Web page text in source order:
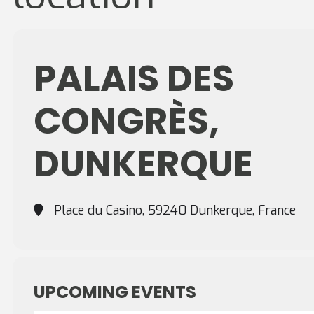
PALAIS DES
CONGRÈS,
DUNKERQUE
Place du Casino, 59240 Dunkerque, France
UPCOMING EVENTS